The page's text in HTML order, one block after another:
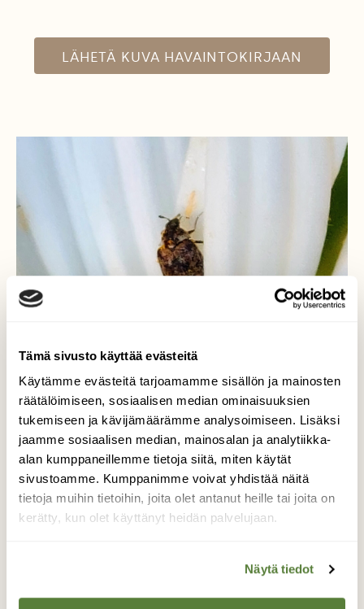
Tämä sivusto käyttää evästeitä
Käytämme evästeitä tarjoamamme sisällön ja mainosten
räätälöimiseen, sosiaalisen median ominaisuuksien
tukemiseen ja kävijämäärämme analysoimiseen. Lisäksi
jaamme sosiaalisen median, mainosalan ja analytiikka-
alan kumppaneillemme tietoja siitä, miten käytät
sivustoamme. Kumppanimme voivat yhdistää näitä
tietoja muihin tietoihin, joita olet antanut heille tai joita on
kerätty, kun olet käyttänyt heidän palvelujaan.
Näytä tiedot
LÄHETÄ KUVA HAVAINTOKIRJAAN
Museokuoriainen
Pienen kuoriaisen iltatouhut
Valokuvaaja: Tarja Naukkarinen, Savitaipale
21.6.2026